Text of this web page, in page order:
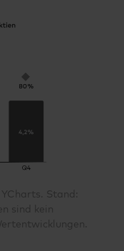
Stand:
sind kein